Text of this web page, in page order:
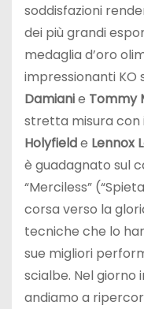
soddisfazioni
dei più grandi
medaglia d’oro
impressionanti KO
Damianie Tommy
stretta misura con
Holyfielde Lennox
è guadagnato sul
“Merciless”
corsa verso la
tecniche che lo
sue migliori
scialbe. Nel giorno
andiamo a